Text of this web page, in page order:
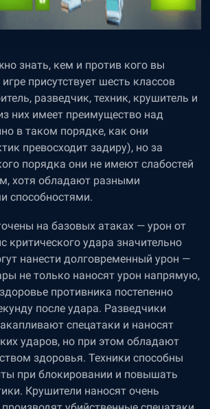
знать, кем и против кого вы
присутствует шесть классов
разведчик, техник, крушитель и
них имеет преимущество над
в таком порядке, как они
превосходит задиру), но за
порядка они не имеют слабостей
хотя обладают разными
способностями.
на базовых атаках — урон от
критического удара значительно
нанести долговременный урон —
не только наносят урон напрямую,
противника постепенно
после удара. Разведчики
спецатаки и наносят
ударов, но при этом обладают
здоровья. Техники способны
при блокировании и повышать
Крушители наносят очень